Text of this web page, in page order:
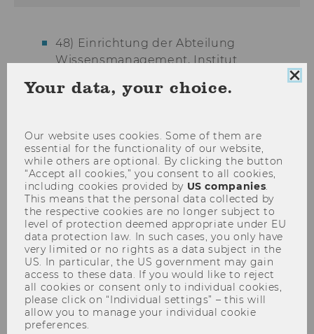
48) Einrichtung der Abteilung
Wissensmanagement, Institut
Informationsverarbeitung und
49) Auflösung der Institute
Betriebswirtschaftslehre des
Außenhandels und International
Business, Department Welthandel
50) Einrichtung des Instituts
International Business, Department
Welthandel
51) Zuordnung zum Institut International
Business, Department Welthandel
52) Umbenennung der Abteilung „Zivil-
und Zivilverfahrensrecht III“, Institut
Your data, your choice.
Our website uses cookies. Some of them are
essential for the functionality of our website,
while others are optional. By clicking the button
“Accept all cookies,” you consent to all cookies,
including cookies provided by US companies.
This means that the personal data collected by
the respective cookies are no longer subject to
level of protection deemed appropriate under EU
data protection law. In such cases, you only have
very limited or no rights as a data subject in the
US. In particular, the US government may gain
access to these data. If you would like to reject
all cookies or consent only to individual cookies,
please click on “Individual settings” – this will
allow you to manage your individual cookie
preferences.